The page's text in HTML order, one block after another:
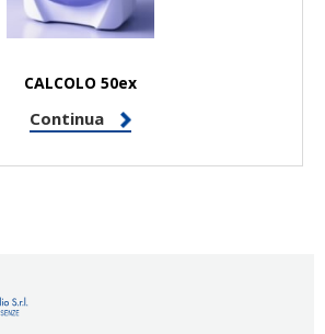
CALCOLO 50ex
Continua